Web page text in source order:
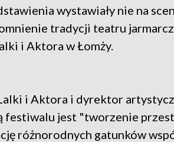
wystawiały nie na
tradycji teatru
i Aktora w Łomży.
i Aktora i dyrektor
festiwalu jest "tworzenie
różnorodnych gatunków